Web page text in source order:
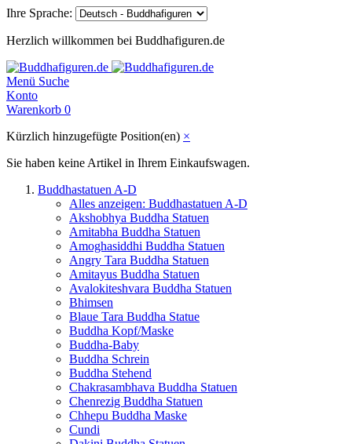
Ihre Sprache:
Herzlich willkommen bei Buddhafiguren.de
Menü Suche
Konto
Warenkorb 0
Kürzlich hinzugefügte Position(en) ×
Sie haben keine Artikel in Ihrem Einkaufswagen.
Buddhastatuen A-D
Alles anzeigen: Buddhastatuen A-D
Akshobhya Buddha Statuen
Amitabha Buddha Statuen
Amoghasiddhi Buddha Statuen
Angry Tara Buddha Statuen
Amitayus Buddha Statuen
Avalokiteshvara Buddha Statuen
Bhimsen
Blaue Tara Buddha Statue
Buddha Kopf/Maske
Buddha-Baby
Buddha Schrein
Buddha Stehend
Chakrasambhava Buddha Statuen
Chenrezig Buddha Statuen
Chhepu Buddha Maske
Cundi